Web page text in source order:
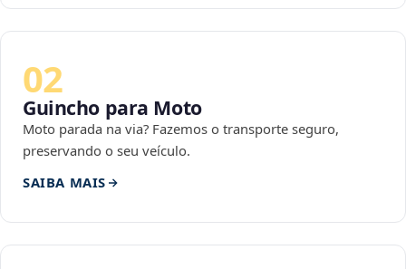
02
Guincho para Moto
Moto parada na via? Fazemos o transporte seguro,
preservando o seu veículo.
SAIBA MAIS